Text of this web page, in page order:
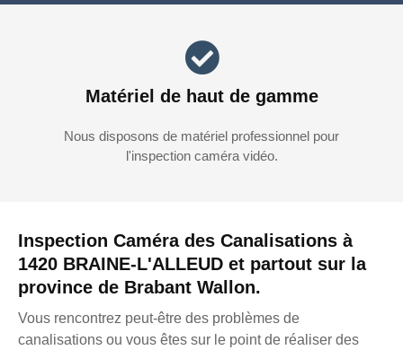
Inspection Caméra des Canalisations à
1420 BRAINE-L'ALLEUD et partout sur la
province de Brabant Wallon.
Vous rencontrez peut-être des problèmes de
canalisations ou vous êtes sur le point de réaliser des
Matériel de haut de gamme
Nous disposons de matériel professionnel pour
l'inspection caméra vidéo.